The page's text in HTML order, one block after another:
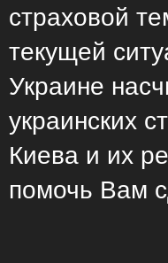
страховой
текущей
Украине
украинских
Киева и их
помочь Вам